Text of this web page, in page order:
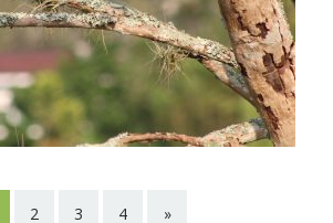
2 3 4 »